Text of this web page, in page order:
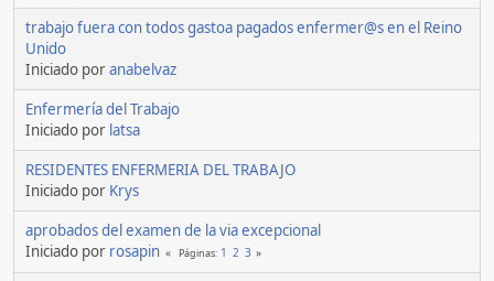
trabajo fuera con todos gastoa pagados enfermer@s en el Reino
Unido
Iniciado poranabelvaz
Enfermería del Trabajo
Iniciado por latsa
RESIDENTES ENFERMERIA DEL TRABAJO
Iniciado por Krys
aprobados del examen de la via excepcional
Iniciado por rosapin Páginas 1 2 3